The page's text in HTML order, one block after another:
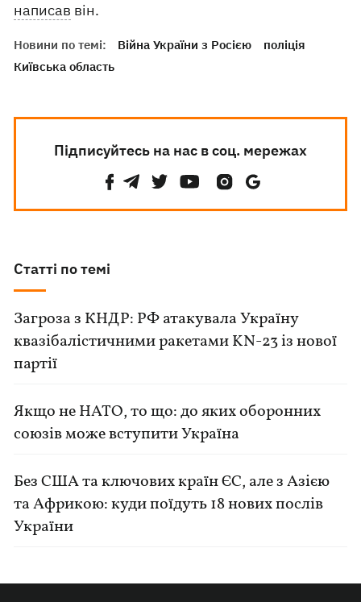
написав він.
Новини по темі: Війна України з Росією
поліція
Київська область
Підписуйтесь на нас в соц. мережах
Статті по темі
Загроза з КНДР: РФ атакувала Україну
квазібалістичними ракетами KN-23 із нової
партії
Якщо не НАТО, то що: до яких оборонних
союзів може вступити Україна
Без США та ключових країн ЄС, але з Азією
та Африкою: куди поїдуть 18 нових послів
України